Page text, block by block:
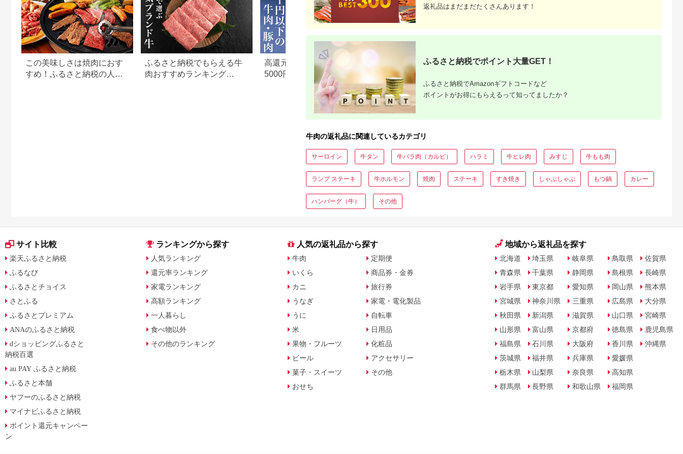
この美味しさは焼肉におす
すめ！ふるさと納税の人気
ふるさと納税でもらえる牛
肉おすすめランキング
高還元率！ふるさと納税
5000円以下でおすすめ牛肉
＆豚肉ランキング！
【2026年版】楽天ふるさと
納税 還元率ランキング｜高
還元率返礼品をジャンル別
に比較
返礼品はまだまだたくさんあります！
ふるさと納税でポイント大量GET！
ふるさと納税でAmazonギフトコードなど
ポイントがお得にもらえるって知ってましたか？
牛肉の返礼品に関連しているカテゴリ
サーロイン 牛タン 牛バラ肉（カルビ） ハラミ 牛ヒレ肉 みすじ 牛もも肉
ランプ ステーキ 牛ホルモン 焼肉 ステーキ すき焼き しゃぶしゃぶ もつ鍋 カレー
ハンバーグ（牛） その他
サイト比較
楽天ふるさと納税
ふるなび
ふるさとチョイス
さとふる
ふるさとプレミアム
ANAのふるさと納税
dショッピングふるさと
納税百選
au PAY ふるさと納税
ふるさと本舗
ヤフーのふるさと納税
マイナビふるさと納税
ポイント還元キャンペー
ン
ランキングから探す
人気ランキング
還元率ランキング
家電ランキング
高額ランキング
一人暮らし
食べ物以外
その他のランキング
人気の返礼品から探す
牛肉
いくら
カニ
うなぎ
うに
米
果物・フルーツ
ビール
菓子・スイーツ
おせち
定期便
商品券・金券
旅行券
家電・電化製品
自転車
日用品
化粧品
アクセサリー
その他
地域から返礼品を探す
北海道
青森県
岩手県
宮城県
秋田県
山形県
福島県
茨城県
栃木県
群馬県
埼玉県
千葉県
東京都
神奈川県
新潟県
富山県
石川県
福井県
山梨県
長野県
岐阜県
静岡県
愛知県
三重県
滋賀県
京都府
大阪府
兵庫県
奈良県
和歌山県
鳥取県
島根県
岡山県
広島県
山口県
徳島県
香川県
愛媛県
高知県
福岡県
佐賀県
長崎県
熊本県
大分県
宮崎県
鹿児島県
沖縄県